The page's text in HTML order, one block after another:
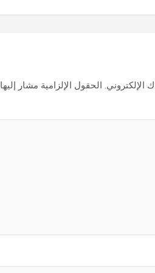
الإلكتروني. الحقول الإلزامية مشار